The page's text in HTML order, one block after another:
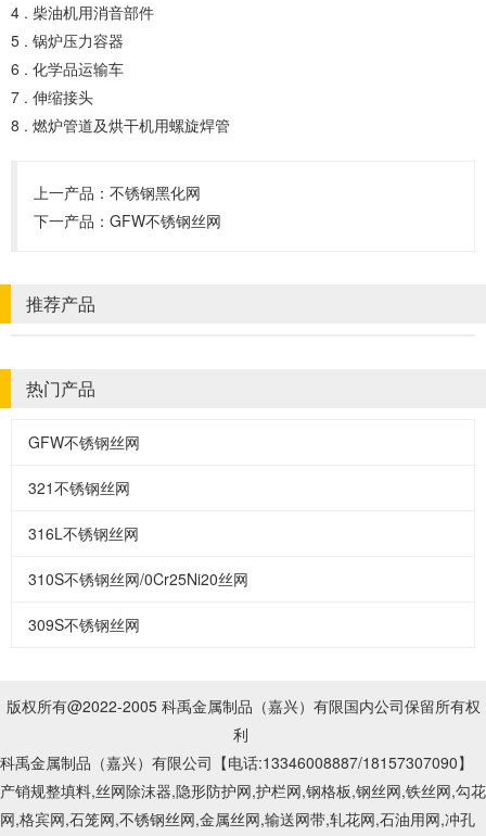
4 . 柴油机用消音部件
5 . 锅炉压力容器
6 . 化学品运输车
7 . 伸缩接头
8 . 燃炉管道及烘干机用螺旋焊管
上一产品： 不锈钢黑化网
下一产品： GFW不锈钢丝网
推荐产品
热门产品
GFW不锈钢丝网
321不锈钢丝网
316L不锈钢丝网
310S不锈钢丝网/0Cr25Ni20丝网
309S不锈钢丝网
版权所有@2022-2005 科禹金属制品（嘉兴）有限国内公司保留所有权
利
科禹金属制品（嘉兴）有限公司【电话:13346008887/18157307090】
产销规整填料,丝网除沫器,隐形防护网,护栏网,钢格板,钢丝网,铁丝网,勾花
网,格宾网,石笼网,不锈钢丝网,金属丝网,输送网带,轧花网,石油用网,冲孔